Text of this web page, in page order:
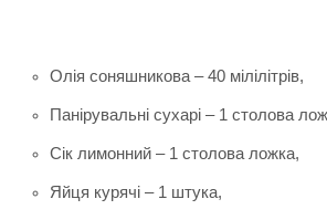
Олія соняшникова – 40 мілілітрів,
Панірувальні сухарі – 1 столова
Сік лимонний – 1 столова ложка,
Яйця курячі – 1 штука,